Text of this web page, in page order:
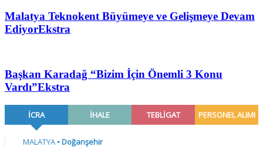
Malatya Teknokent Büyümeye ve Gelişmeye Devam
EdiyorEkstra
Başkan Karadağ “Bizim İçin Önemli 3 Konu
Vardı”Ekstra